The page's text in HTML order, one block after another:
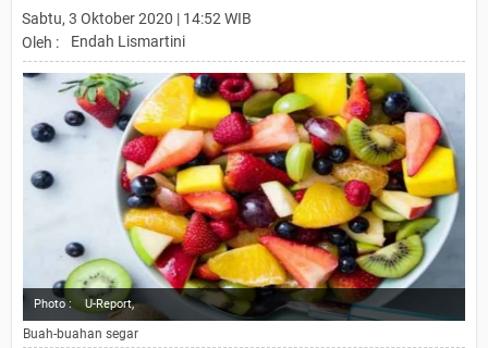
Sabtu, 3 Oktober 2020 | 14:52 WIB
Oleh :
Endah Lismartini
Photo : U-Report,
Buah-buahan segar